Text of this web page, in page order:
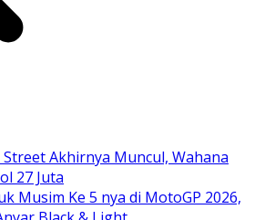
Akhirnya Muncul, Wahana
27 Juta
Musim Ke 5 nya di MotoGP 2026,